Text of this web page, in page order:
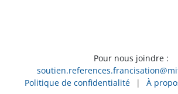
Pour nous joindre :
Politique de confidentialité
| À